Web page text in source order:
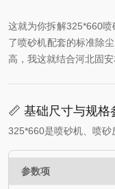
这就为你拆解325*660
了喷砂机配套的标准除
高，我这就结合河北固
📏 基础尺寸与规格
325*660是喷砂机、喷砂
参数项